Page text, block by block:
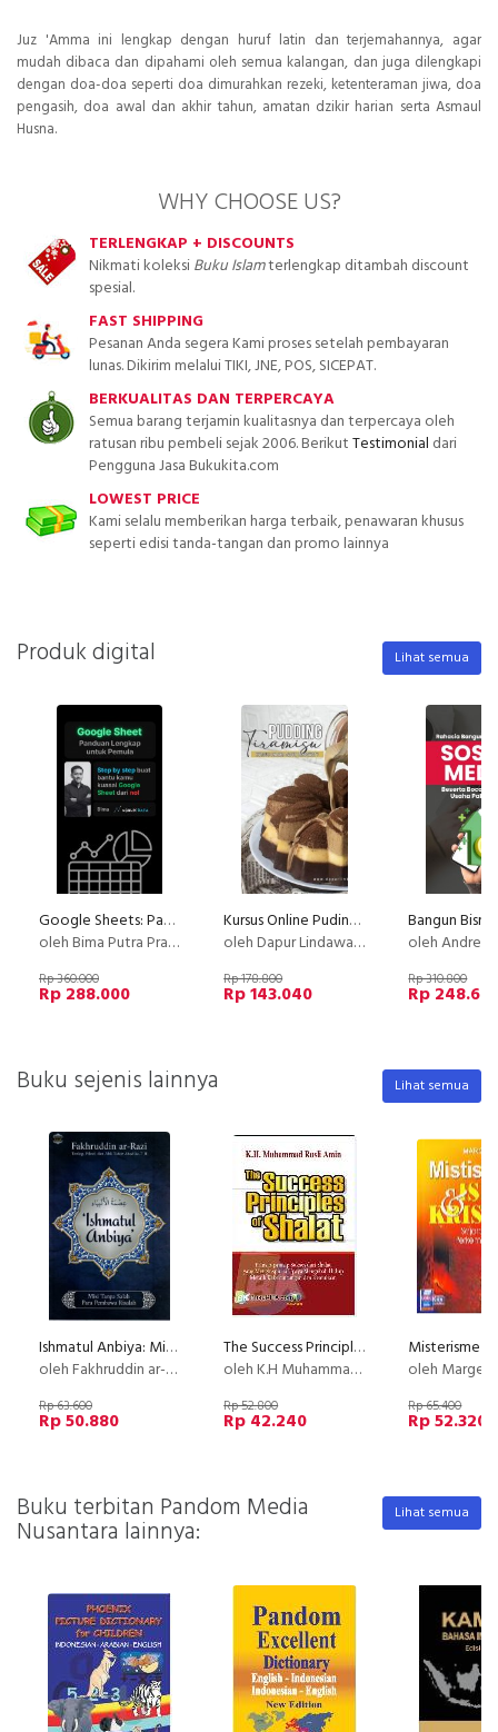
Juz 'Amma ini lengkap dengan huruf latin dan terjemahannya, agar
mudah dibaca dan dipahami oleh semua kalangan, dan juga dilengkapi
dengan doa-doa seperti doa dimurahkan rezeki, ketenteraman jiwa, doa
pengasih, doa awal dan akhir tahun, amatan dzikir harian serta Asmaul
Husna.
WHY CHOOSE US?
TERLENGKAP + DISCOUNTS
Nikmati koleksiBuku Islamterlengkap ditambah discount
spesial.
FAST SHIPPING
Pesanan Anda segera Kami proses setelah pembayaran
lunas. Dikirim melalui TIKI, JNE, POS, SICEPAT.
BERKUALITAS DAN TERPERCAYA
Semua barang terjamin kualitasnya dan terpercaya oleh
ratusan ribu pembeli sejak 2006. BerikutTestimonial dari
Pengguna Jasa Bukukita.com
LOWEST PRICE
Kami selalu memberikan harga terbaik, penawaran khusus
seperti edisi tanda-tangan dan promo lainnya
Produk digital Lihat semua
Google Sheets: Panduan Lengkap untuk Pemula
oleh Bima Putra Pratama
Rp 360.000
Rp 288.000
Kursus Online Puding Tiramisu Dapur Lindawaty PU
oleh Dapur Lindawaty
Rp 178.800
Rp 143.040
oleh
Rp 310.800
Rp
Buku sejenis lainnya Lihat semua
Ishmatul Anbiya: Misi Tanpa Salah Para Pembawa Risalah
oleh Fakhruddin ar-Razi
Rp 63.600
Rp 50.880
The Success Principles of Shalat
oleh K.H Muhammad Rusli Amin
Rp 52.800
Rp 42.240
oleh
Rp 65.400
Rp 52.320
Buku terbitan Pandom Media
Nusantara lainnya:
Lihat semua